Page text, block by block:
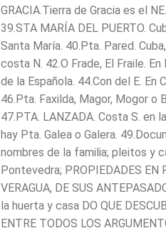
GRACIA.Tierra de Gracia es el
39.STA MARÍA DEL PUERTO.
Santa María. 40.Pta. Pared.
costa N. 42.O Frade, El Fraile.
de la Española. 44.Con del E. En
46.Pta. Faxilda, Magor, Mogor o
47.PTA. LANZADA. Costa S. en
hay Pta. Galea o Galera.
nombres de la familia; pleitos y
Pontevedra; PROPIEDADES EN
VERAGUA, DE SUS
la huerta y casa DO QUE
ENTRE TODOS LOS